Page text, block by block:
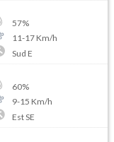
57%
11-17Km/h
Sud E
60%
9-15 Km/h
Est SE